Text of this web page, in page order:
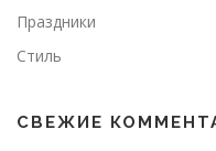
Праздники
Стиль
СВЕЖИЕ